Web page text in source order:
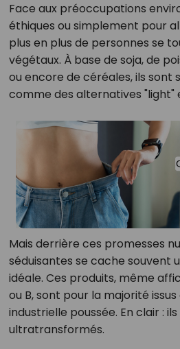
Face aux préoccupations
éthiques ou simplement pour
plus en plus de personnes se
végétaux. À base de soja, de
ou encore de céréales, ils sont
comme des alternatives "light"
Mais derrière ces promesses
séduisantes se cache souvent
idéale. Ces produits, même
ou B, sont pour la majorité
industrielle poussée. En clair :
ultratransformés.